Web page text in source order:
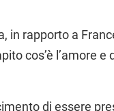
in rapporto a
cos’è l’amore
di essere